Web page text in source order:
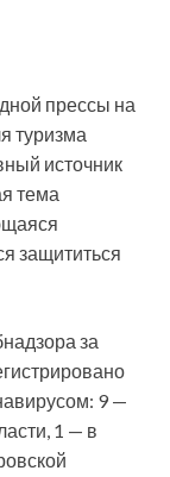
прессы на
туризма
источник
тема
защититься
за
9 —
1 — в